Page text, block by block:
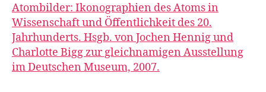
Atombilder: Ikonographien des Atoms in
Wissenschaft und Öffentlichkeit des 20.
Jahrhunderts. Hsgb. von Jochen Hennig und
Charlotte Bigg zur gleichnamigen Ausstellung
im Deutschen Museum, 2007.